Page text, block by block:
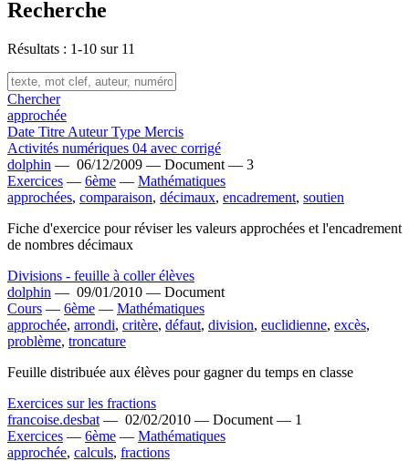
Recherche
Résultats : 1-10 sur 11
Chercher
approchée
Date Titre AuteurType Mercis
Activités numériques 04 avec corrigé
dolphin — 06/12/2009 — Document — 3
Exercices — 6ème — Mathématiques
approchées, comparaison, décimaux, encadrement, soutien
Fiche d'exercice pour réviser les valeurs approchées et l'encadrement
de nombres décimaux
Divisions - feuille à coller élèves
dolphin — 09/01/2010 — Document
Cours — 6ème — Mathématiques
approchée, arrondi, critère, défaut, division, euclidienne, excès,
problème, troncature
Feuille distribuée aux élèves pour gagner du temps en classe
Exercices sur les fractions
francoise.desbat — 02/02/2010 — Document — 1
Exercices — 6ème — Mathématiques
approchée, calculs, fractions